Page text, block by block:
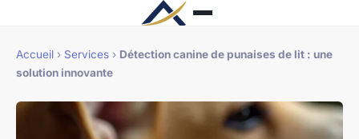
Accueil › Services › Détection canine de punaises de lit : une
solution innovante